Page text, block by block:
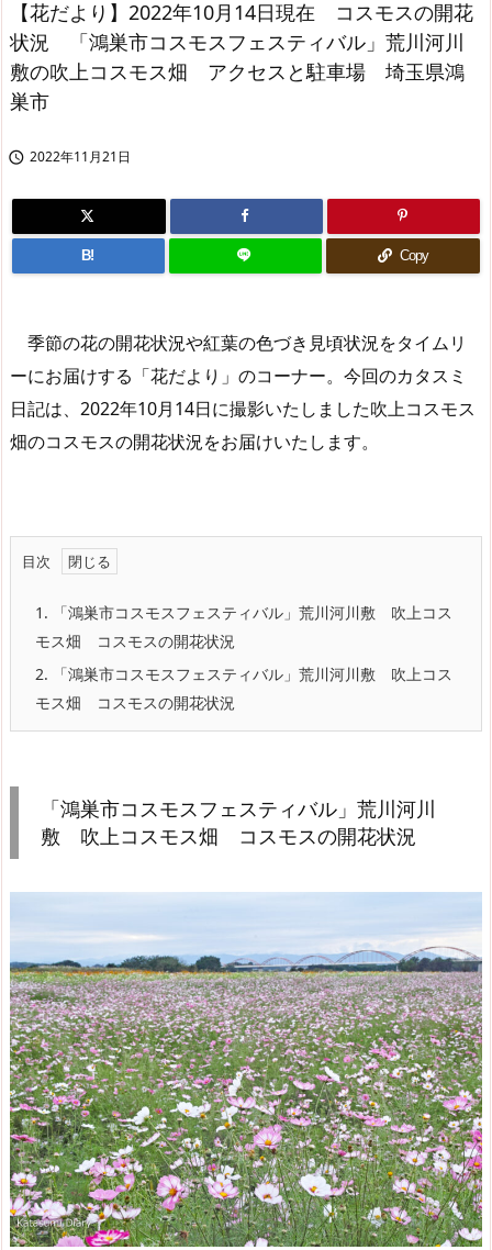
【花だより】2022年10月14日現在 コスモスの開花
状況 「鴻巣市コスモスフェスティバル」荒川河川
敷の吹上コスモス畑 アクセスと駐車場 埼玉県鴻
巣市
 2022年11月21日
B! Copy
季節の花の開花状況や紅葉の色づき見頃状況をタイムリ
ーにお届けする「花だより」のコーナー。今回のカタスミ
日記は、2022年10月14日に撮影いたしました吹上コスモス
畑のコスモスの開花状況をお届けいたします。
目次
1. 「鴻巣市コスモスフェスティバル」荒川河川敷 吹上コス
モス畑 コスモスの開花状況
2. 「鴻巣市コスモスフェスティバル」荒川河川敷 吹上コス
モス畑 コスモスの開花状況
「鴻巣市コスモスフェスティバル」荒川河川
敷 吹上コスモス畑 コスモスの開花状況